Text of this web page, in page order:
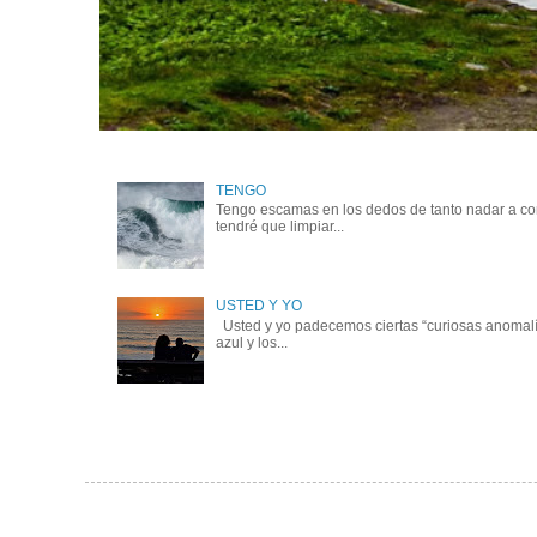
TENGO
Tengo escamas en los dedos de tanto nadar a
tendré que limpiar...
USTED Y YO
Usted y yo padecemos ciertas “curiosas
azul y los...